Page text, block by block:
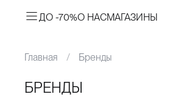
ДО -70%О НАСМАГАЗИНЫ
Главная Бренды
БРЕНДЫ